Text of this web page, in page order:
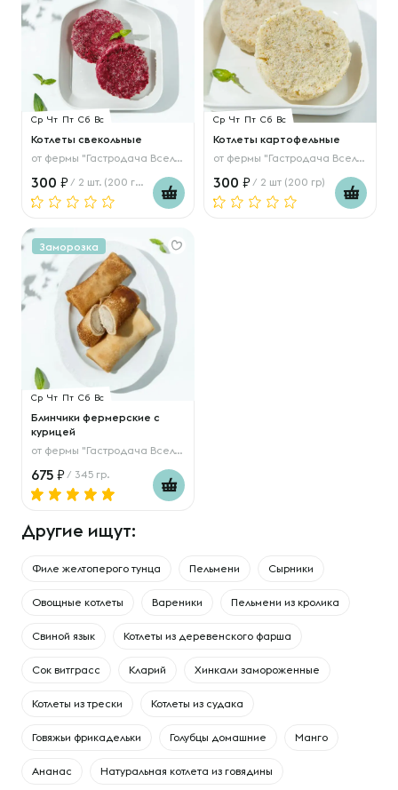
Ср Чт Пт Сб Вс
Котлеты свекольные
от фермы "Гастродача Вселуг"
300 / 2 шт. (200 гр.)
Ср Чт Пт Сб Вс
Котлеты картофельные
от фермы "Гастродача Вселуг"
300 / 2 шт (200 гр)
Заморозка
Ср Чт Пт Сб Вс
Блинчики фермерские с
курицей
от фермы "Гастродача Вселуг"
675 / 345 гр.
Другие ищут:
Филе желтоперого тунца Пельмени Сырники
Овощные котлеты Вареники Пельмени из кролика
Свиной язык Котлеты из деревенского фарша
Сок витграсс Кларий Хинкали замороженные
Котлеты из трески Котлеты из судака
Говяжьи фрикадельки Голубцы домашние Манго
Ананас Натуральная котлета из говядины